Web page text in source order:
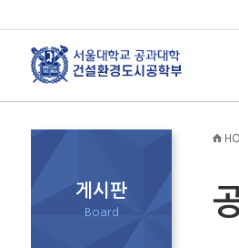
게시판
Board